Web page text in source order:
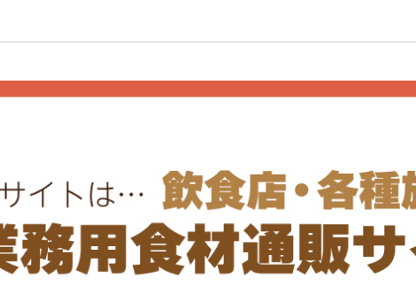
関連商品